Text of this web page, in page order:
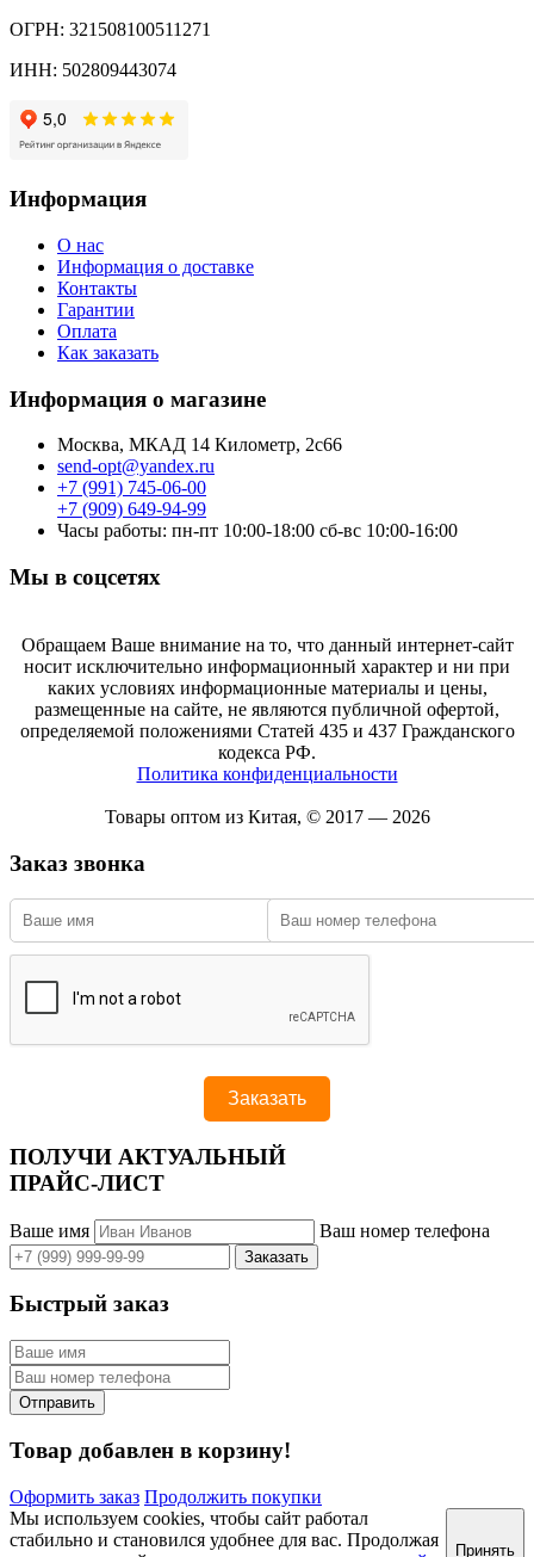
ОГРН: 321508100511271
ИНН: 502809443074
Информация
О нас
Информация о доставке
Контакты
Гарантии
Оплата
Как заказать
Информация о магазине
Москва, МКАД 14 Километр, 2с66
send-opt@yandex.ru
+7 (991) 745-06-00
+7 (909) 649-94-99
Часы работы: пн-пт 10:00-18:00 сб-вс 10:00-16:00
Мы в соцсетях
Обращаем Ваше внимание на то, что данный интернет-сайт
носит исключительно информационный характер и ни при
каких условиях информационные материалы и цены,
размещенные на сайте, не являются публичной офертой,
определяемой положениями Статей 435 и 437 Гражданского
кодекса РФ.
Политика конфиденциальности
Товары оптом из Китая, © 2017 — 2026
Заказ звонка
ПОЛУЧИ АКТУАЛЬНЫЙ
ПРАЙС-ЛИСТ
Ваше имя Ваш номер телефона
Быстрый заказ
Товар добавлен в корзину!
Оформить заказ Продолжить покупки
Мы используем cookies, чтобы сайт работал
стабильно и становился удобнее для вас. Продолжая
Принять